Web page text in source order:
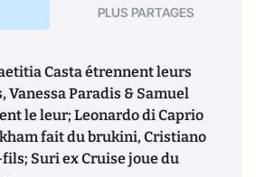
PLUS PARTAGES
Casta étrennent leurs
Vanessa Paradis & Samuel
le leur; Leonardo di Caprio
fait du brukini, Cristiano
Suri ex Cruise joue du